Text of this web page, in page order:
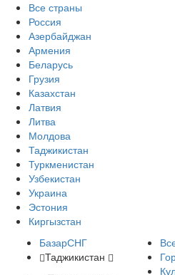
Все страны
Россия
Азербайджан
Армения
Беларусь
Грузия
Казахстан
Латвия
Литва
Молдова
Таджикистан
Туркменистан
Узбекистан
Украина
Эстония
Киргызстан
БазарСНГ
Таджикистан